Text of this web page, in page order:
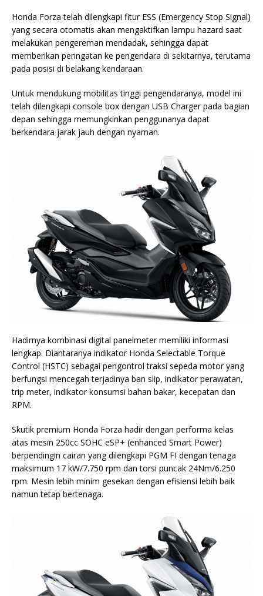
Honda Forza telah dilengkapi fitur ESS (Emergency Stop Signal)
yang secara otomatis akan mengaktifkan lampu hazard saat
melakukan pengereman mendadak, sehingga dapat
memberikan peringatan ke pengendara di sekitarnya, terutama
pada posisi di belakang kendaraan.
Untuk mendukung mobilitas tinggi pengendaranya, model ini
telah dilengkapi console box dengan USB Charger pada bagian
depan sehingga memungkinkan penggunanya dapat
berkendara jarak jauh dengan nyaman.
Hadirnya kombinasi digital panelmeter memiliki informasi
lengkap. Diantaranya indikator Honda Selectable Torque
Control (HSTC) sebagai pengontrol traksi sepeda motor yang
berfungsi mencegah terjadinya ban slip, indikator perawatan,
trip meter, indikator konsumsi bahan bakar, kecepatan dan
RPM.
Skutik premium Honda Forza hadir dengan performa kelas
atas mesin 250cc SOHC eSP+ (enhanced Smart Power)
berpendingin cairan yang dilengkapi PGM FI dengan tenaga
maksimum 17 kW/7.750 rpm dan torsi puncak 24Nm/6.250
rpm. Mesin lebih minim gesekan dengan efisiensi lebih baik
namun tetap bertenaga.